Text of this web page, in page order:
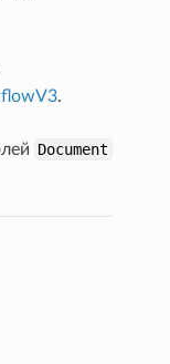
.
Document